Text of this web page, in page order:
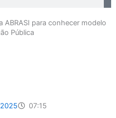
ABRASI para conhecer modelo
Pública
07:15